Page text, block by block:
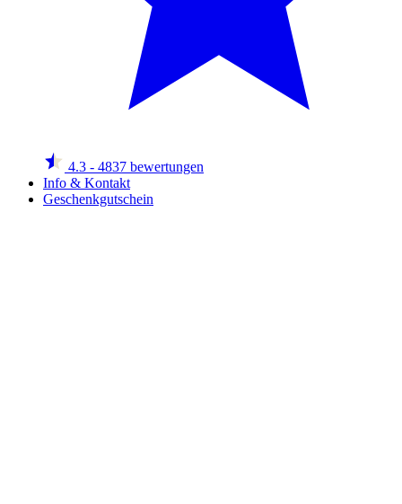
4.3 - 4837 bewertungen
Info & Kontakt
Geschenkgutschein